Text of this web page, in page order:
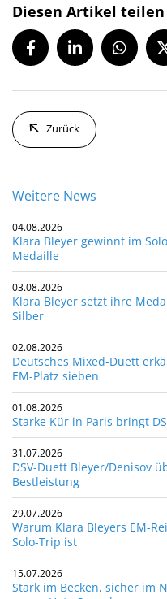
Diesen Artikel teilen
Zurück
Weitere News
04.08.2026
Klara Bleyer gewinnt im
Medaille
03.08.2026
Klara Bleyer setzt ihre
Silber
02.08.2026
Deutsches Mixed-Duett
EM-Platz sieben
01.08.2026
Starke Kür in Paris bringt
31.07.2026
DSV-Duett Bleyer/Denisov
Bestleistung
29.07.2026
Warum Klara Bleyers EM-
Solo-Trip ist
15.07.2026
Stark im Becken, sicher im